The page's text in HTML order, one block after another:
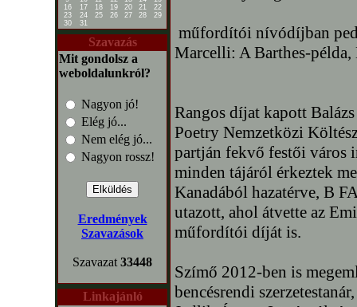
16
17 18 19 20 21
22
23
24 25 26 27 28
29
30
31
Szavazás
Mit gondolsz a
weboldalunkról?
Nagyon jó!
Elég jó...
Nem elég jó...
Nagyon rossz!
Eredmények
Szavazások
Szavazat 33448
Linkajánló
műfordítói nívódíjban
Marcelli: A Barthes-
Rangos díjat kapott
Poetry Nemzetközi
partján fekvő festői város
minden tájáról érkeztek
Kanadából hazatérve, B
utazott, ahol átvette az
műfordítói díját is.
Szímő 2012-ben is
bencésrendi